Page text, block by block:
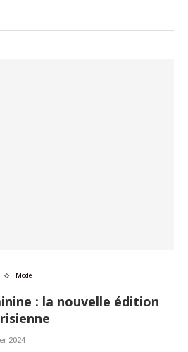
Mode
: la nouvelle édition
2024